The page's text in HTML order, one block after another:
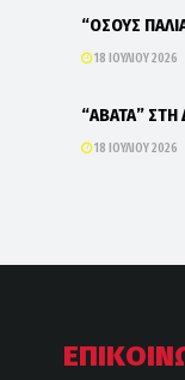
“ΟΣΟΥΣ
18 ΙΟΥΛΊΟΥ 2026
“ΑΒΑΤΑ” ΣΤΗ
18 ΙΟΥΛΊΟΥ 2026